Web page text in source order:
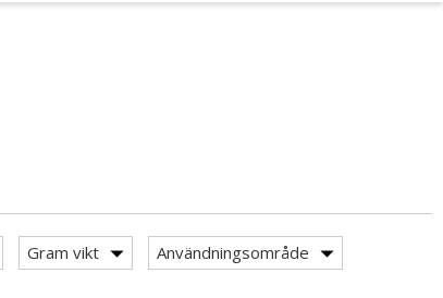
Gram vikt Användningsområde